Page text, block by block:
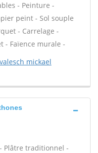
- Peinture -
peint - Sol souple
- Carrelage -
- Faïence murale -
mickael
Plâtre traditionnel -